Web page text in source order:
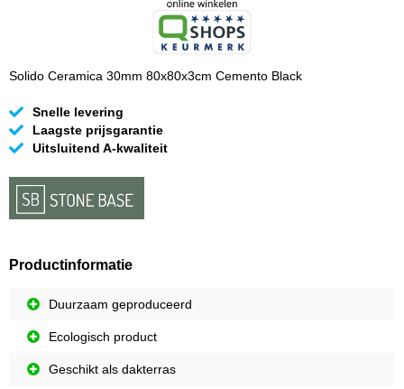
Solido Ceramica 30mm 80x80x3cm Cemento Black
Snelle levering
Laagste prijsgarantie
Uitsluitend A-kwaliteit
Productinformatie
Duurzaam geproduceerd
Ecologisch product
Geschikt als dakterras